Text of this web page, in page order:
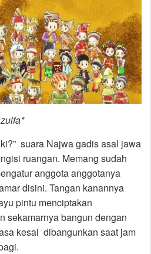
suara Najwa gadis asal jawa
ruangan. Memang sudah
anggota anggotanya
disini. Tangan kanannya
pintu menciptakan
sekamarnya bangun dengan
kesal dibangunkan saat jam